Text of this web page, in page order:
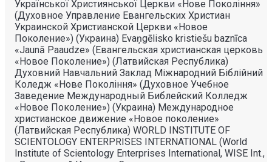
Української Християнської Церкви «Нове Поколiння»
(Духовное Управление Евангельских Христиан
Украинской Христианской Церкви «Новое
Поколение») (Украина) Evaņgēlisko kristiešu baznīca
«Jaunā Paaudze» (Евангельская христианская церковь
«Новое Поколение») (Латвийская Республика)
Духовний Навчальний Заклад Міжнародний Біблійний
Коледж «Нове Покоління» (Духовное Учебное
Заведение Международный Библейский Колледж
«Новое Поколение») (Украина) Международное
христианское движение «Новое поколение»
(Латвийская Республика) WORLD INSTITUTE OF
SCIENTOLOGY ENTERPRISES INTERNATIONAL (World
Institute of Scientology Enterprises International, WISE Int.,